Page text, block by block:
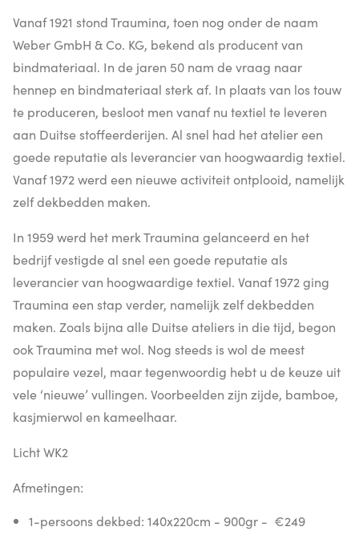
Vanaf 1921 stond Traumina, toen nog onder de naam
Weber GmbH & Co. KG, bekend als producent van
bindmateriaal. In de jaren 50 nam de vraag naar
hennep en bindmateriaal sterk af. In plaats van los touw
te produceren, besloot men vanaf nu textiel te leveren
aan Duitse stoffeerderijen. Al snel had het atelier een
goede reputatie als leverancier van hoogwaardig textiel.
Vanaf 1972 werd een nieuwe activiteit ontplooid, namelijk
zelf dekbedden maken.
In 1959 werd het merk Traumina gelanceerd en het
bedrijf vestigde al snel een goede reputatie als
leverancier van hoogwaardige textiel. Vanaf 1972 ging
Traumina een stap verder, namelijk zelf dekbedden
maken. Zoals bijna alle Duitse ateliers in die tijd, begon
ook Traumina met wol. Nog steeds is wol de meest
populaire vezel, maar tegenwoordig hebt u de keuze uit
vele ‘nieuwe’ vullingen. Voorbeelden zijn zijde, bamboe,
kasjmierwol en kameelhaar.
Licht WK2
Afmetingen:
1-persoons dekbed: 140x220cm - 900gr - €249